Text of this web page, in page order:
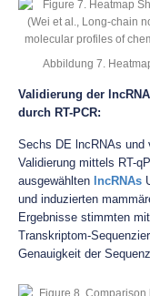
Abbildung 7.
Validierung der
durch RT-PCR:
Sechs DE lncRNAs und
Validierung mittels RT-
ausgewählten lncRNAs
und induzierten
Ergebnisse stimmten
Transkriptom-
Genauigkeit der